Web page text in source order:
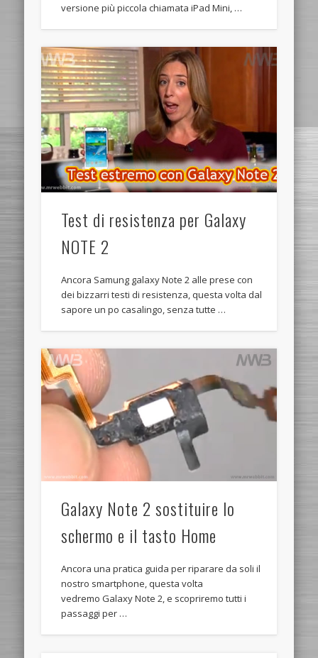
versione più piccola chiamata iPad Mini, …
Test di resistenza per Galaxy
NOTE 2
Ancora Samung galaxy Note 2 alle prese con
dei bizzarri testi di resistenza, questa volta dal
sapore un po casalingo, senza tutte …
Galaxy Note 2 sostituire lo
schermo e il tasto Home
Ancora una pratica guida per riparare da soli il
nostro smartphone, questa volta
vedremo Galaxy Note 2, e scopriremo tutti i
passaggi per …